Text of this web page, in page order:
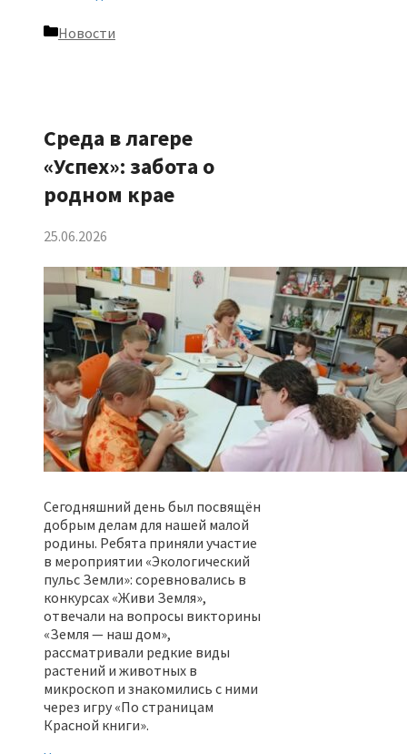
Рубрики
Новости
Среда в лагере
«Успех»: забота о
родном крае
25.06.2026
Сегодняшний день был посвящён
добрым делам для нашей малой
родины. Ребята приняли участие
в мероприятии «Экологический
пульс Земли»: соревновались в
конкурсах «Живи Земля»,
отвечали на вопросы викторины
«Земля — наш дом»,
рассматривали редкие виды
растений и животных в
микроскоп и знакомились с ними
через игру «По страницам
Красной книги».